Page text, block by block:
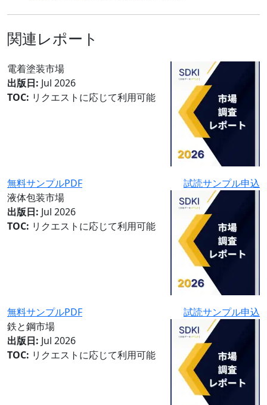
関連レポート
電着塗装市場
出版日: Jul 2026
TOC: リクエストに応じて利用可能
無料サンプルPDF
試読サンプル申込
液体包装市場
出版日: Jul 2026
TOC: リクエストに応じて利用可能
無料サンプルPDF
試読サンプル申込
鉄と鋼市場
出版日: Jul 2026
TOC: リクエストに応じて利用可能